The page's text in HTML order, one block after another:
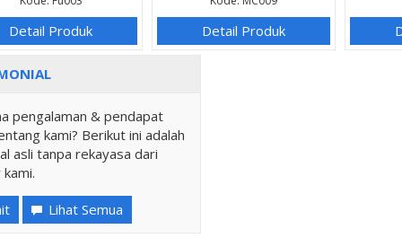
Detail Produk Detail Produk
pengalaman & pendapat
kami? Berikut ini adalah
asli tanpa rekayasa dari
Lihat Semua